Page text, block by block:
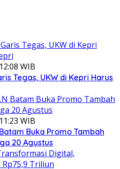
WIB
Tegas, UKW di Kepri Harus
WIB
Buka Promo Tambah
20 Agustus